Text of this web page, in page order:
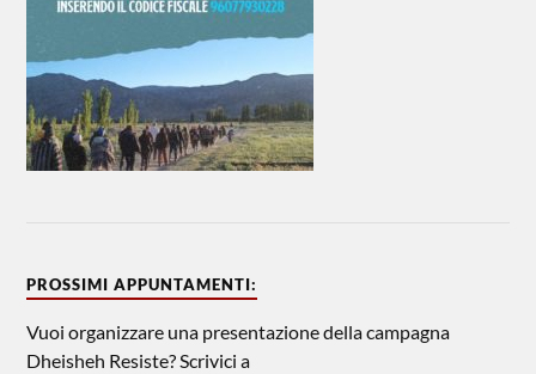
PROSSIMI APPUNTAMENTI:
Vuoi organizzare una presentazione della campagna
Dheisheh Resiste? Scrivici a